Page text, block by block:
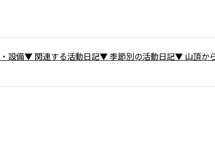
設備▼ 関連する活動日記▼季節別の活動日記▼ 山頂か